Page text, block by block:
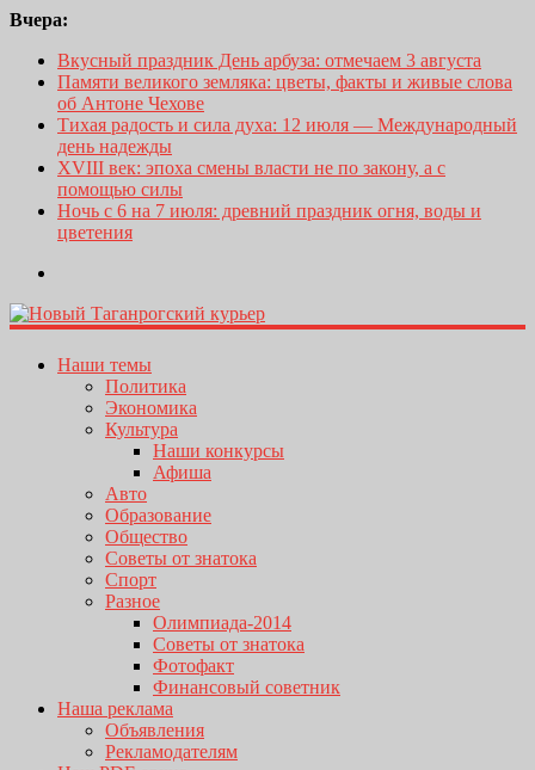
Вчера:
Вкусный праздник День арбуза: отмечаем 3 августа
Памяти великого земляка: цветы, факты и живые слова
об Антоне Чехове
Тихая радость и сила духа: 12 июля — Международный
день надежды
XVIII век: эпоха смены власти не по закону, а с
помощью силы
Ночь с 6 на 7 июля: древний праздник огня, воды и
цветения
Наши темы
Политика
Экономика
Культура
Наши конкурсы
Афиша
Авто
Образование
Общество
Советы от знатока
Спорт
Разное
Олимпиада-2014
Советы от знатока
Фотофакт
Финансовый советник
Наша реклама
Объявления
Рекламодателям